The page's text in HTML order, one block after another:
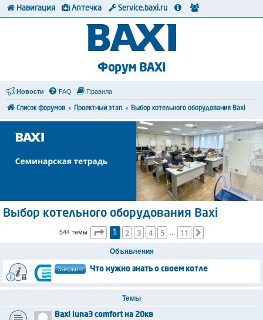
Форум BAXI
Новости FAQ Правила
Список форумов Проектный этап Выбор котельного оборудования Baxi
Выбор котельного оборудования Baxi
544 темы Страница из11
1 2 3 4 5 11
Объявления
Закрыто Что нужно знать о своем котле
Темы
Baxi luna3 comfort на 20кв
Навигация Аптечка Service.baxi.ru